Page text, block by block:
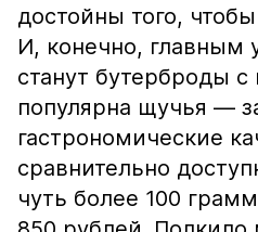
достойны того,
И, конечно, главным
станут бутерброды
популярна щучья —
гастрономические
сравнительно
чуть более 100